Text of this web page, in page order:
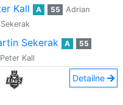
Kall A 55
Adrian
Sekerak A
55
Peter Kall
Detailne